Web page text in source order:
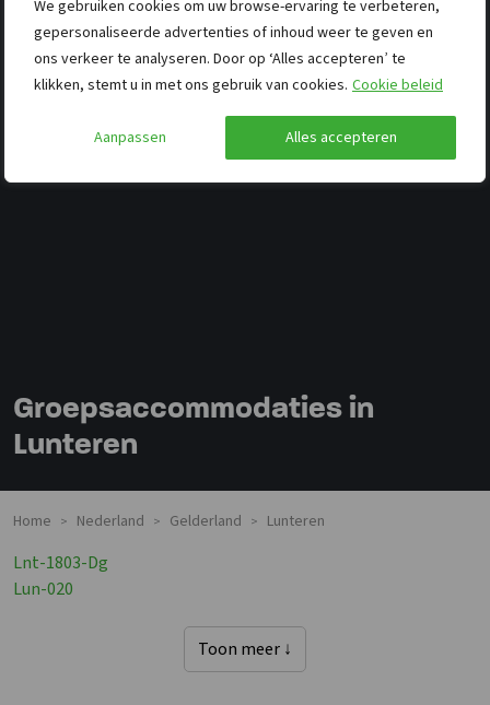
We gebruiken cookies om uw browse-ervaring te verbeteren,
gepersonaliseerde advertenties of inhoud weer te geven en
ons verkeer te analyseren. Door op ‘Alles accepteren’ te
klikken, stemt u in met ons gebruik van cookies. Cookie beleid
Aanpassen Alles accepteren
Groepsaccommodaties in
Lunteren
Home > Nederland > Gelderland > Lunteren
Lnt-1803-Dg
Lun-020
Toon meer ↓